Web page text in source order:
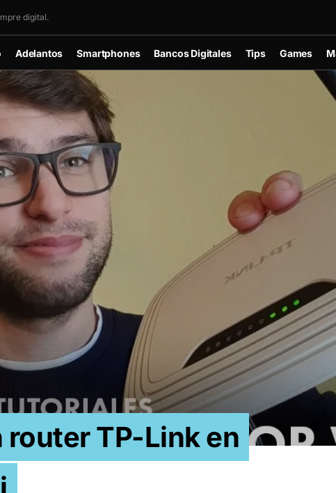
digital.
Adelantos Smartphones Bancos Digitales Tips Games
TP-Link en